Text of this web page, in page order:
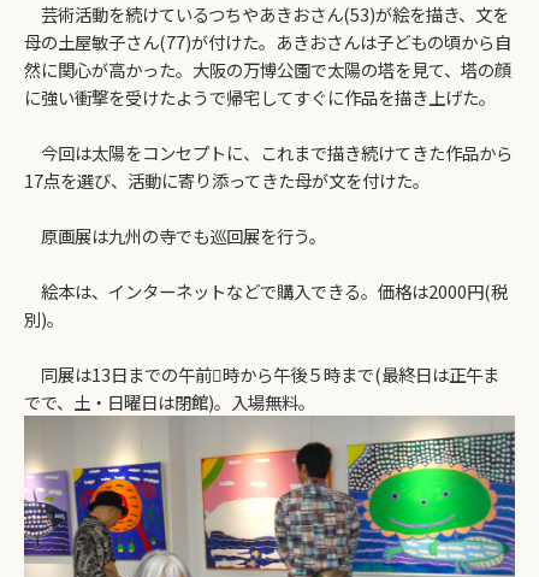
芸術活動を続けているつちやあきおさん(53)が絵を描き、文を
母の土屋敏子さん(77)が付けた。あきおさんは子どもの頃から自
然に関心が高かった。大阪の万博公園で太陽の塔を見て、塔の顔
に強い衝撃を受けたようで帰宅してすぐに作品を描き上げた。
今回は太陽をコンセプトに、これまで描き続けてきた作品から
17点を選び、活動に寄り添ってきた母が文を付けた。
原画展は九州の寺でも巡回展を行う。
絵本は、インターネットなどで購入できる。価格は2000円(税
別)。
同展は13日までの午前時から午後５時まで(最終日は正午ま
でで、土・日曜日は閉館)。入場無料。